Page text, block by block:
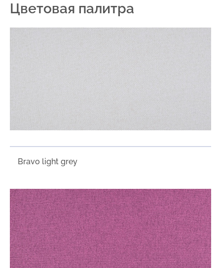
Цветовая палитра
Bravo light grey